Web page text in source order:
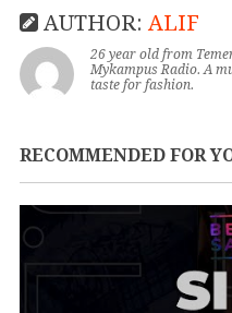
AUTHOR:ALIF
26 year old from
Mykampus Radio. A
taste for fashion.
RECOMMENDED FOR